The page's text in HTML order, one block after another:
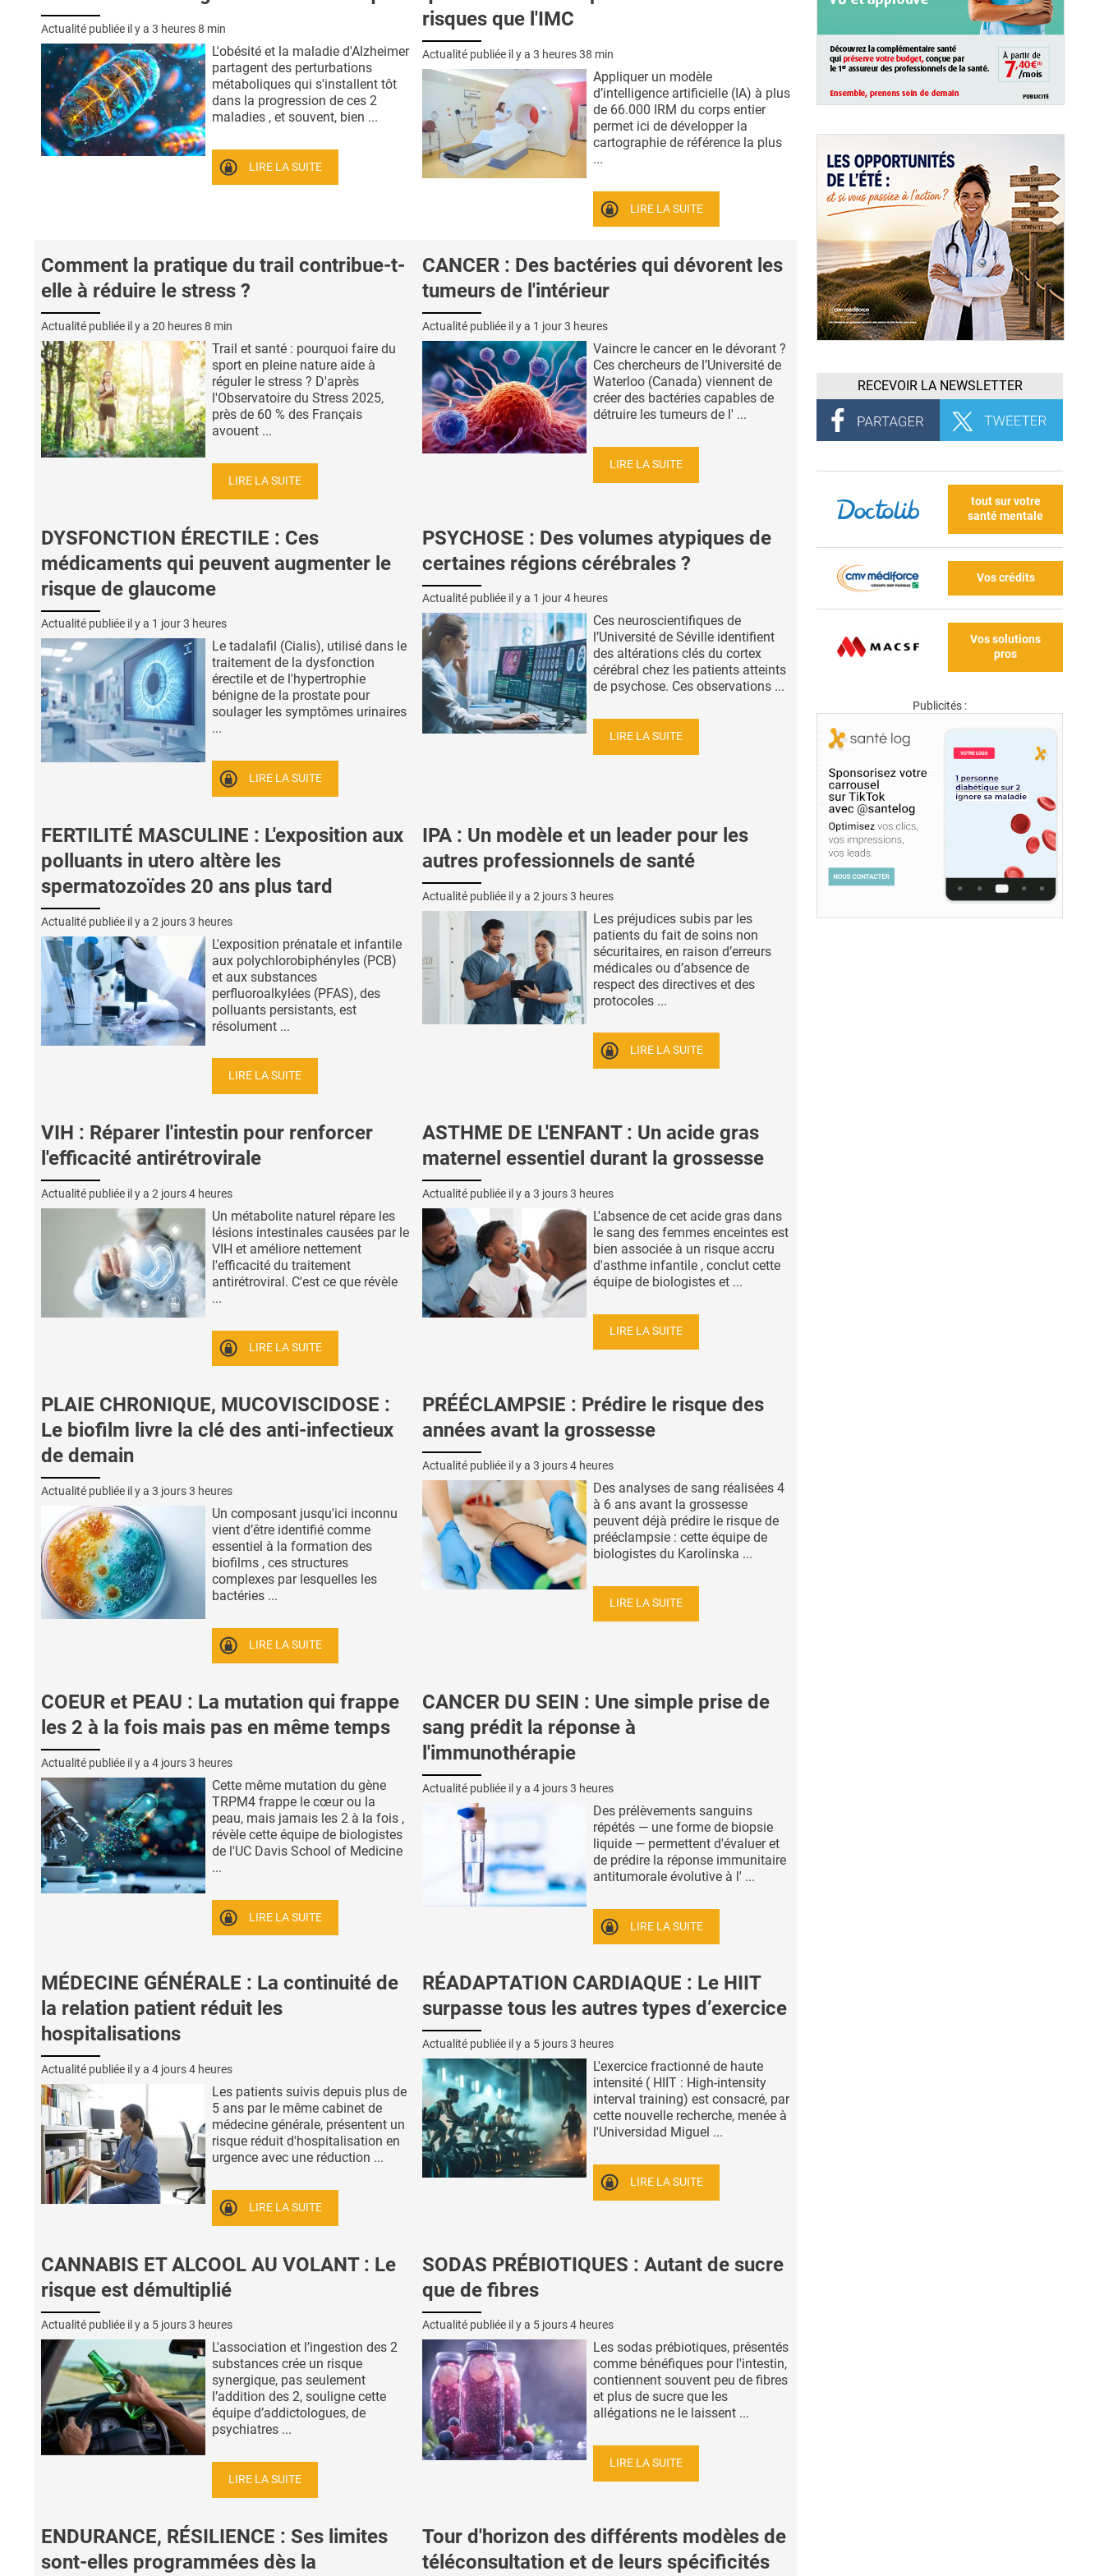
Actualité publiée il y a 3 heures 8 min
L'obésité et la maladie d'Alzheimer
partagent des perturbations
métaboliques qui s'installent tôt
dans la progression de ces 2
maladies , et souvent, bien ...
LIRE LA SUITE
risques que l'IMC
Actualité publiée il y a 3 heures 38 min
Appliquer un modèle
d’intelligence artificielle (IA) à plus
de 66.000 IRM du corps entier
permet ici de développer la
cartographie de référence la plus
...
LIRE LA SUITE
Comment la pratique du trail contribue-t-
elle à réduire le stress ?
Actualité publiée il y a 20 heures 8 min
Trail et santé : pourquoi faire du
sport en pleine nature aide à
réguler le stress ? D'après
l'Observatoire du Stress 2025,
près de 60 % des Français
avouent ...
LIRE LA SUITE
CANCER : Des bactéries qui dévorent les
tumeurs de l'intérieur
Actualité publiée il y a 1 jour 3 heures
Vaincre le cancer en le dévorant ?
Ces chercheurs de l’Université de
Waterloo (Canada) viennent de
créer des bactéries capables de
détruire les tumeurs de l' ...
LIRE LA SUITE
DYSFONCTION ÉRECTILE : Ces
médicaments qui peuvent augmenter le
risque de glaucome
Actualité publiée il y a 1 jour 3 heures
Le tadalafil (Cialis), utilisé dans le
traitement de la dysfonction
érectile et de l'hypertrophie
bénigne de la prostate pour
soulager les symptômes urinaires
...
LIRE LA SUITE
PSYCHOSE : Des volumes atypiques de
certaines régions cérébrales ?
Actualité publiée il y a 1 jour 4 heures
Ces neuroscientifiques de
l’Université de Séville identifient
des altérations clés du cortex
cérébral chez les patients atteints
de psychose. Ces observations ...
LIRE LA SUITE
FERTILITÉ MASCULINE : L'exposition aux
polluants in utero altère les
spermatozoïdes 20 ans plus tard
Actualité publiée il y a 2 jours 3 heures
L'exposition prénatale et infantile
aux polychlorobiphényles (PCB)
et aux substances
perfluoroalkylées (PFAS), des
polluants persistants, est
résolument ...
LIRE LA SUITE
IPA : Un modèle et un leader pour les
autres professionnels de santé
Actualité publiée il y a 2 jours 3 heures
Les préjudices subis par les
patients du fait de soins non
sécuritaires, en raison d’erreurs
médicales ou d’absence de
respect des directives et des
protocoles ...
LIRE LA SUITE
VIH : Réparer l'intestin pour renforcer
l'efficacité antirétrovirale
Actualité publiée il y a 2 jours 4 heures
Un métabolite naturel répare les
lésions intestinales causées par le
VIH et améliore nettement
l'efficacité du traitement
antirétroviral. C'est ce que révèle
...
LIRE LA SUITE
ASTHME DE L'ENFANT : Un acide gras
maternel essentiel durant la grossesse
Actualité publiée il y a 3 jours 3 heures
L'absence de cet acide gras dans
le sang des femmes enceintes est
bien associée à un risque accru
d'asthme infantile , conclut cette
équipe de biologistes et ...
LIRE LA SUITE
PLAIE CHRONIQUE, MUCOVISCIDOSE :
Le biofilm livre la clé des anti-infectieux
de demain
Actualité publiée il y a 3 jours 3 heures
Un composant jusqu'ici inconnu
vient d’être identifié comme
essentiel à la formation des
biofilms , ces structures
complexes par lesquelles les
bactéries ...
LIRE LA SUITE
PRÉÉCLAMPSIE : Prédire le risque des
années avant la grossesse
Actualité publiée il y a 3 jours 4 heures
Des analyses de sang réalisées 4
à 6 ans avant la grossesse
peuvent déjà prédire le risque de
prééclampsie : cette équipe de
biologistes du Karolinska ...
LIRE LA SUITE
COEUR et PEAU : La mutation qui frappe
les 2 à la fois mais pas en même temps
Actualité publiée il y a 4 jours 3 heures
Cette même mutation du gène
TRPM4 frappe le cœur ou la
peau, mais jamais les 2 à la fois ,
révèle cette équipe de biologistes
de l'UC Davis School of Medicine
...
LIRE LA SUITE
CANCER DU SEIN : Une simple prise de
sang prédit la réponse à
l'immunothérapie
Actualité publiée il y a 4 jours 3 heures
Des prélèvements sanguins
répétés — une forme de biopsie
liquide — permettent d'évaluer et
de prédire la réponse immunitaire
antitumorale évolutive à l' ...
LIRE LA SUITE
MÉDECINE GÉNÉRALE : La continuité de
la relation patient réduit les
hospitalisations
Actualité publiée il y a 4 jours 4 heures
Les patients suivis depuis plus de
5 ans par le même cabinet de
médecine générale, présentent un
risque réduit d'hospitalisation en
urgence avec une réduction ...
LIRE LA SUITE
RÉADAPTATION CARDIAQUE : Le HIIT
surpasse tous les autres types d’exercice
Actualité publiée il y a 5 jours 3 heures
L'exercice fractionné de haute
intensité ( HIIT : High-intensity
interval training) est consacré, par
cette nouvelle recherche, menée à
l'Universidad Miguel ...
LIRE LA SUITE
CANNABIS ET ALCOOL AU VOLANT : Le
risque est démultiplié
Actualité publiée il y a 5 jours 3 heures
L'association et l’ingestion des 2
substances crée un risque
synergique, pas seulement
l’addition des 2, souligne cette
équipe d’addictologues, de
psychiatres ...
LIRE LA SUITE
SODAS PRÉBIOTIQUES : Autant de sucre
que de fibres
Actualité publiée il y a 5 jours 4 heures
Les sodas prébiotiques, présentés
comme bénéfiques pour l'intestin,
contiennent souvent peu de fibres
et plus de sucre que les
allégations ne le laissent ...
LIRE LA SUITE
ENDURANCE, RÉSILIENCE : Ses limites
sont-elles programmées dès la
Tour d'horizon des différents modèles de
téléconsultation et de leurs spécificités
RECEVOIR LA NEWSLETTER
tout sur votre
santé mentale
Vos crédits
Vos solutions
pros
Publicités :